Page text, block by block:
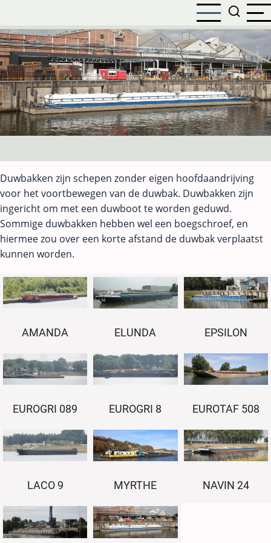
naar
de
inhoud
gaan
Duwbakken zijn schepen zonder eigen hoofdaandrijving
voor het voortbewegen van de duwbak. Duwbakken zijn
ingericht om met een duwboot te worden geduwd.
Sommige duwbakken hebben wel een boegschroef, en
hiermee zou over een korte afstand de duwbak verplaatst
kunnen worden.
AMANDA ELUNDA EPSILON
EUROGRI 089 EUROGRI 8 EUROTAF 508
LACO 9 MYRTHE NAVIN 24